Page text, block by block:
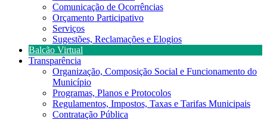
Comunicação de Ocorrências
Orçamento Participativo
Serviços
Sugestões, Reclamações e Elogios
Balcão Virtual
Transparência
Organização, Composição Social e Funcionamento do
Município
Programas, Planos e Protocolos
Regulamentos, Impostos, Taxas e Tarifas Municipais
Contratação Pública